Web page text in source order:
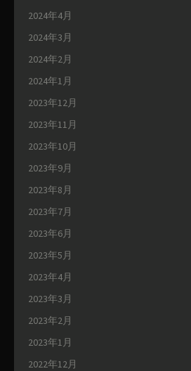
2024年4月
2024年3月
2024年2月
2024年1月
2023年12月
2023年11月
2023年10月
2023年9月
2023年8月
2023年7月
2023年6月
2023年5月
2023年4月
2023年3月
2023年2月
2023年1月
2022年12月